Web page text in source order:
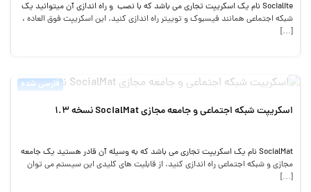
Socialite نام یک اسکریپت تجاری می باشد که با نصب و راه اندازی آن میتوانید یک
شبکه اجتماعی همانند فیسبوک و توییتر راه اندازی کنید. این اسکریپت فوق العاده ،
[…]
فارسی شده
اسکریپت شبکه اجتماعی و جامعه مجازی SocialMat نسخه 1.3
SocialMat نام یک اسکریپت تجاری می باشد که به وسیله آن قادر هستید یک جامعه
مجازی و شبکه اجتماعی راه اندازی کنید. از قابلیت های کلیدی این سیستم می توان
[…]